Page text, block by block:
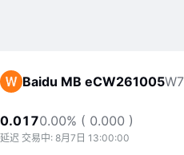
Baidu MB eCW261005
0.0170.00% ( 0.000 )
延迟 交易中: 8月7日 13:00:00